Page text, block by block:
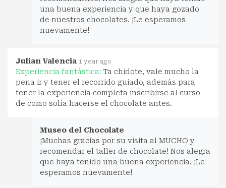
una buena experiencia y que haya gozado
de nuestros chocolates. ¡Le esperamos
nuevamente!
Julian Valencia 1 year ago
Experiencia fantástica: Ta chidote, vale mucho la
pena ir y tener el recorrido guiado, además para
tener la experiencia completa inscribirse al curso
de como solía hacerse el chocolate antes.
Museo del Chocolate
¡Muchas gracias por su visita al MUCHO y
recomendar el taller de chocolate! Nos alegra
que haya tenido una buena experiencia. ¡Le
esperamos nuevamente!